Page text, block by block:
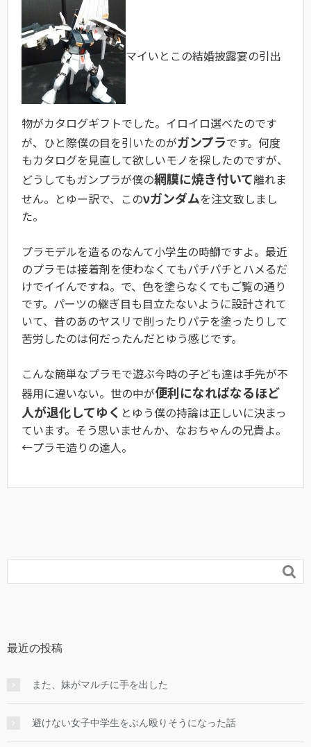
マイいとこの結婚披露宴の引出
物がカタログギフトでした。イロイロ選べたのです
が、ひと際僕の目を引いたのがガンプラです。何度
もカタログを見直して欲しいモノを探したのですが、
どうしてもガンプラが僕の網膜に焼き付いて離れま
せん。とゆー訳で、このνガンダムを注文致しまし
た。
プラモデルを造るのなんて小学生の時鰤ですよ。最近
のプラモは接着剤を使わなくてもパチパチとハメるだ
けでイイんですね。で、色を塗らなくてもご覧の通り
です。パーツの継ぎ目も目立たないように設計されて
いて、昔のあのヤスリで削ったりパテを塗ったりして
苦労したのは何だったんだとゆう感じです。
こんな簡単なプラモで遊ぶ今時の子ども達は手先が不
器用に違いない。世の中が便利になればなるほど
人が退化してゆく とゆう僕の持論は正しいに決まっ
ています。そう思いませんか、なおちゃんの兄貴よ。
←プラモ造りの達人。

最近の投稿
また、妹がマルチに手を出した
避けない女子中学生をぶん殴りそうになった話